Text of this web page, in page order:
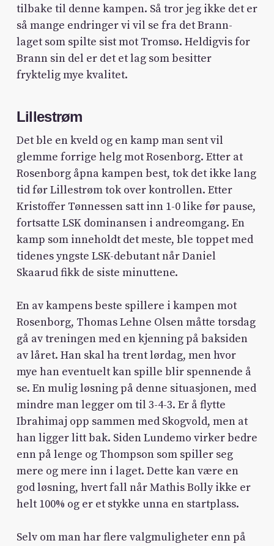
tilbake til denne kampen. Så tror jeg ikke det er
så mange endringer vi vil se fra det Brann-
laget som spilte sist mot Tromsø. Heldigvis for
Brann sin del er det et lag som besitter
fryktelig mye kvalitet.
Lillestrøm
Det ble en kveld og en kamp man sent vil
glemme forrige helg mot Rosenborg. Etter at
Rosenborg åpna kampen best, tok det ikke lang
tid før Lillestrøm tok over kontrollen. Etter
Kristoffer Tønnessen satt inn 1-0 like før pause,
fortsatte LSK dominansen i andreomgang. En
kamp som inneholdt det meste, ble toppet med
tidenes yngste LSK-debutant når Daniel
Skaarud fikk de siste minuttene.
En av kampens beste spillere i kampen mot
Rosenborg, Thomas Lehne Olsen måtte torsdag
gå av treningen med en kjenning på baksiden
av låret. Han skal ha trent lørdag, men hvor
mye han eventuelt kan spille blir spennende å
se. En mulig løsning på denne situasjonen, med
mindre man legger om til 3-4-3. Er å flytte
Ibrahimaj opp sammen med Skogvold, men at
han ligger litt bak. Siden Lundemo virker bedre
enn på lenge og Thompson som spiller seg
mere og mere inn i laget. Dette kan være en
god løsning, hvert fall når Mathis Bolly ikke er
helt 100% og er et stykke unna en startplass.
Selv om man har flere valgmuligheter enn på